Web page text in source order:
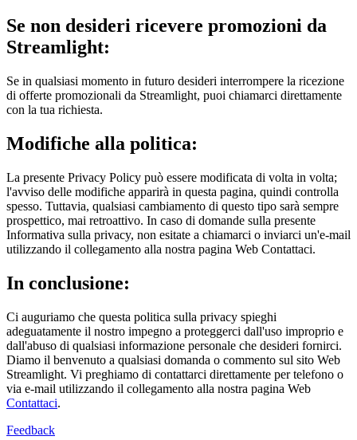
Se non desideri ricevere promozioni da
Streamlight:
Se in qualsiasi momento in futuro desideri interrompere la ricezione
di offerte promozionali da Streamlight, puoi chiamarci direttamente
con la tua richiesta.
Modifiche alla politica:
La presente Privacy Policy può essere modificata di volta in volta;
l'avviso delle modifiche apparirà in questa pagina, quindi controlla
spesso. Tuttavia, qualsiasi cambiamento di questo tipo sarà sempre
prospettico, mai retroattivo. In caso di domande sulla presente
Informativa sulla privacy, non esitate a chiamarci o inviarci un'e-mail
utilizzando il collegamento alla nostra pagina Web Contattaci.
In conclusione:
Ci auguriamo che questa politica sulla privacy spieghi
adeguatamente il nostro impegno a proteggerci dall'uso improprio e
dall'abuso di qualsiasi informazione personale che desideri fornirci.
Diamo il benvenuto a qualsiasi domanda o commento sul sito Web
Streamlight. Vi preghiamo di contattarci direttamente per telefono o
via e-mail utilizzando il collegamento alla nostra pagina Web
Contattaci.
Feedback